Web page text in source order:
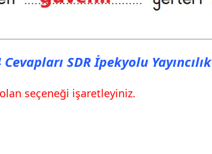
SDR İpekyolu Yayıncılık
seçeneği işaretleyiniz.